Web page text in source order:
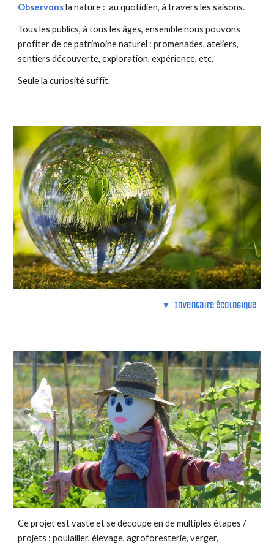
Observonsla nature : au quotidien, à travers les saisons.
Tous les publics, à tous les âges, ensemble nous pouvons
profiter de ce patrimoine naturel : promenades, ateliers,
sentiers découverte, exploration, expérience, etc.
Seule la curiosité suffit.
▼ Inventaire écologique
Ce projet est vaste et se découpe en de multiples étapes /
projets : poulailler, élevage, agroforesterie, verger,